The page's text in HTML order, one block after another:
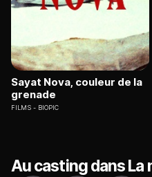
Sayat Nova, couleur de la
grenade
FILMS BIOPIC
Au casting dans La